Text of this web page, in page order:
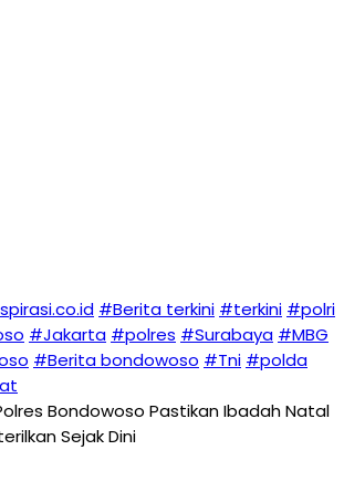
#Berita terkini #terkini #polri
#Jakarta #polres #Surabaya #MBG
#Berita bondowoso #Tni #polda
Bondowoso Pastikan Ibadah Natal
Sejak Dini